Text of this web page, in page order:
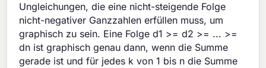
Ungleichungen, die eine nicht-steigende Folge
nicht-negativer Ganzzahlen erfüllen muss, um
graphisch zu sein. Eine Folge d1 >= d2 >= ... >=
dn ist graphisch genau dann, wenn die Summe
gerade ist und für jedes k von 1 bis n die Summe